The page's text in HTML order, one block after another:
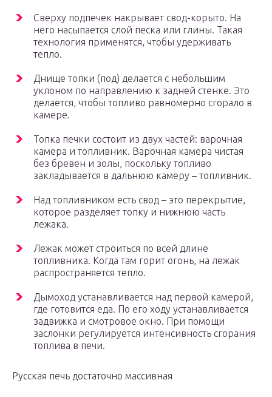
Сверху подпечек накрывает свод-корыто. На
него насыпается слой песка или глины. Такая
технология применятся, чтобы удерживать
тепло.
Днище топки (под) делается с небольшим
уклоном по направлению к задней стенке. Это
делается, чтобы топливо равномерно сгорало в
камере.
Топка печки состоит из двух частей: варочная
камера и топливник. Варочная камера чистая
без бревен и золы, поскольку топливо
закладывается в дальнюю камеру – топливник.
Над топливником есть свод – это перекрытие,
которое разделяет топку и нижнюю часть
лежака.
Лежак может строиться по всей длине
топливника. Когда там горит огонь, на лежак
распространяется тепло.
Дымоход устанавливается над первой камерой,
где готовится еда. По его ходу устанавливается
задвижка и смотровое окно. При помощи
заслонки регулируется интенсивность сгорания
топлива в печи.
Русская печь достаточно массивная